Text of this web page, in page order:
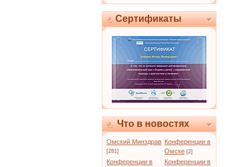
Сертификаты
Что в новостях
Омский Минздрав
[281]
Конференции в
Омске [2]
Конференции в
Конференции в